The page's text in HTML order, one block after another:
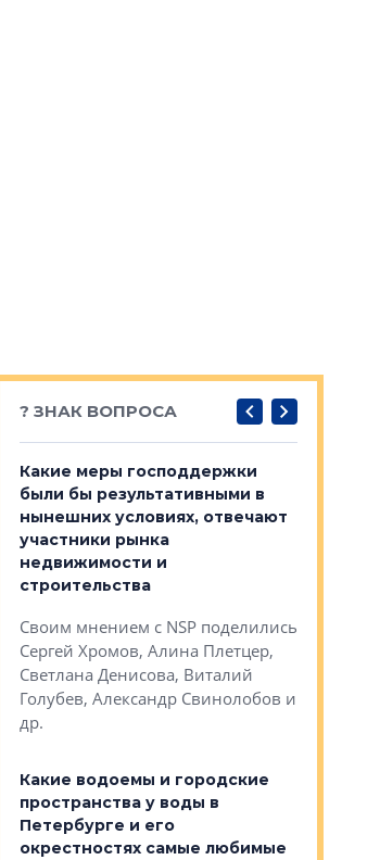
? ЗНАК ВОПРОСА
Какие меры господдержки
были бы результативными в
нынешних условиях, отвечают
участники рынка
недвижимости и
строительства
Своим мнением с NSP поделились
Сергей Хромов, Алина Плетцер,
Светлана Денисова, Виталий
Голубев, Александр Свинолобов и
др.
Какие водоемы и городские
пространства у воды в
Петербурге и его
окрестностях самые любимые